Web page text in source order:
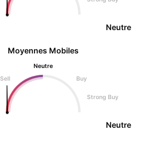
Neutre
Moyennes Mobiles
Neutre
Sell
Buy
Strong Buy
Neutre